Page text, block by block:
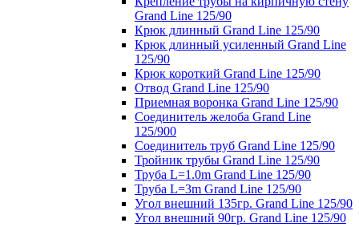
Grand Line 125/90
Крюк длинный Grand Line 125/90
Крюк длинный усиленный Grand Line
125/90
Крюк короткий Grand Line 125/90
Отвод Grand Line 125/90
Приемная воронка Grand Line 125/90
Соединитель желоба Grand Line
125/900
Соединитель труб Grand Line 125/90
Тройник трубы Grand Line 125/90
Труба L=1.0m Grand Line 125/90
Труба L=3m Grand Line 125/90
Угол внешний 135гр. Grand Line 125/90
Угол внешний 90гр. Grand Line 125/90